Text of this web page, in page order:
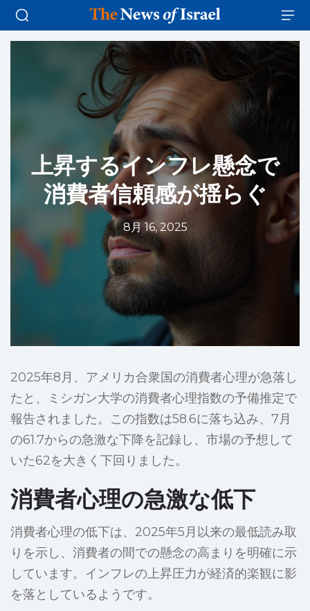
上昇するインフレ懸念で
消費者信頼感が揺らぐ
8月 16, 2025
2025年8月、アメリカ合衆国の消費者心理が急落し
たと、ミシガン大学の消費者心理指数の予備推定で
報告されました。この指数は58.6に落ち込み、7月
の61.7からの急激な下降を記録し、市場の予想して
いた62を大きく下回りました。
消費者心理の急激な低下
消費者心理の低下は、2025年5月以来の最低読み取
りを示し、消費者の間での懸念の高まりを明確に示
しています。インフレの上昇圧力が経済的楽観に影
を落としているようです。